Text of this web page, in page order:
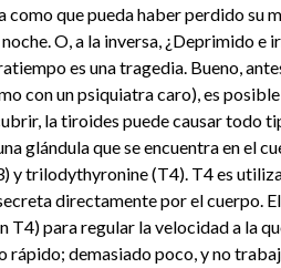
como que pueda haber perdido su
O, a la inversa, ¿Deprimido e
es una tragedia. Bueno,
con un psiquiatra caro), es
la tiroides puede causar todo
glándula que se encuentra en el
y trilodythyronine (T4). T4 es
directamente por el cuerpo.
T4) para regular la velocidad a la
rápido; demasiado poco, y no